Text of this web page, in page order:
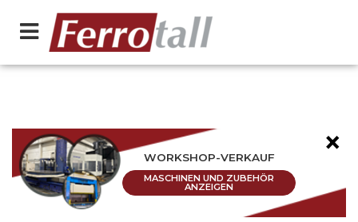
×
WORKSHOP-VERKAUF
MASCHINEN UND ZUBEHÖR
ANZEIGEN